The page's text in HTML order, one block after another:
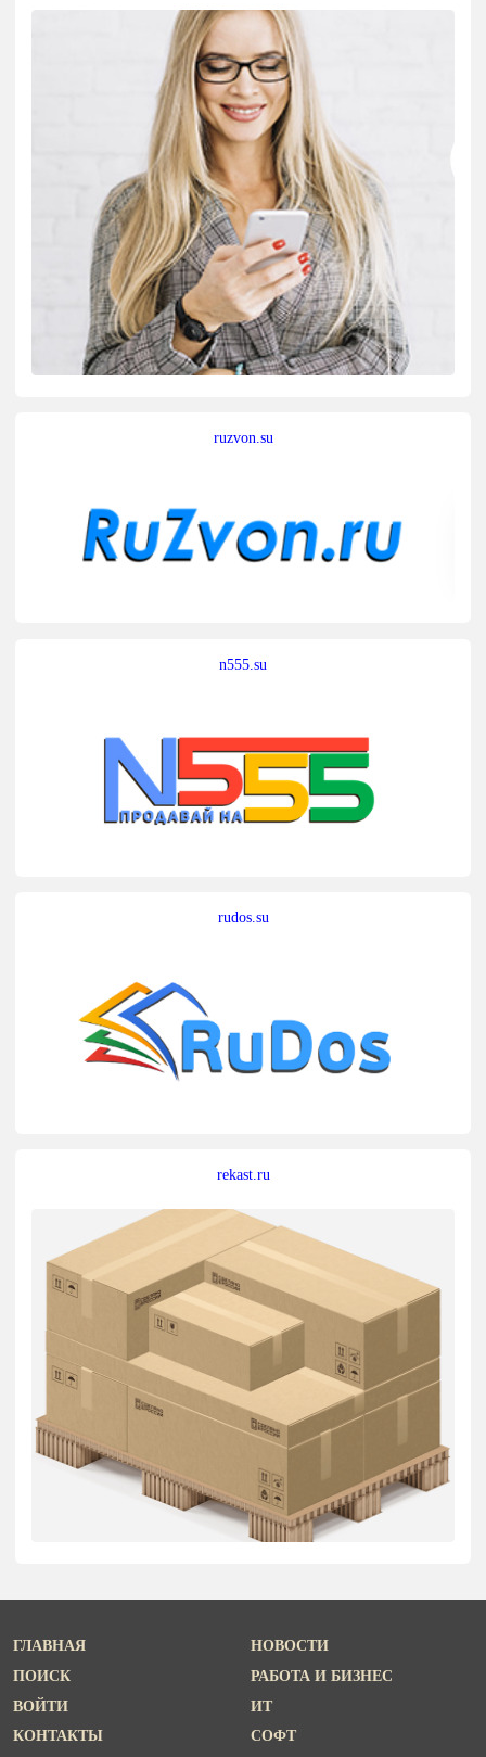
ruzvon.su
n555.su
rudos.su
rekast.ru
ГЛАВНАЯ
ПОИСК
ВОЙТИ
КОНТАКТЫ
НОВОСТИ
РАБОТА И БИЗНЕС
ИТ
СОФТ